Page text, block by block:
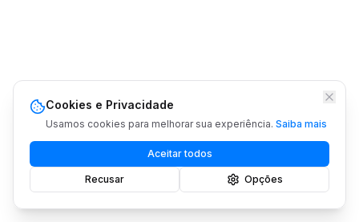
Cookies e Privacidade
Usamos cookies para melhorar sua experiência. Saiba mais
Aceitar todos
Recusar Opções